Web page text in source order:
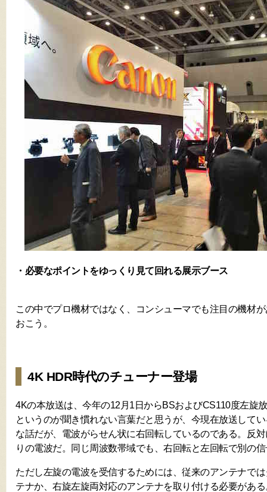
・必要なポイントをゆっくり見て回れる展示ブース
この中でプロ機材ではなく、コンシューマでも注目の機材
おこう。
4K HDR時代のチューナー登場
4Kの本放送は、今年の12月1日からBSおよびCS110度左旋
というのが聞き慣れない言葉だと思うが、今現在放送して
な話だが、電波がらせん状に右回転しているのである。反
りの電波だ。同じ周波数帯域でも、右回転と左回転で別の
ただし左旋の電波を受信するためには、従来のアンテナで
テナか、右旋左旋両対応のアンテナを取り付ける必要があ